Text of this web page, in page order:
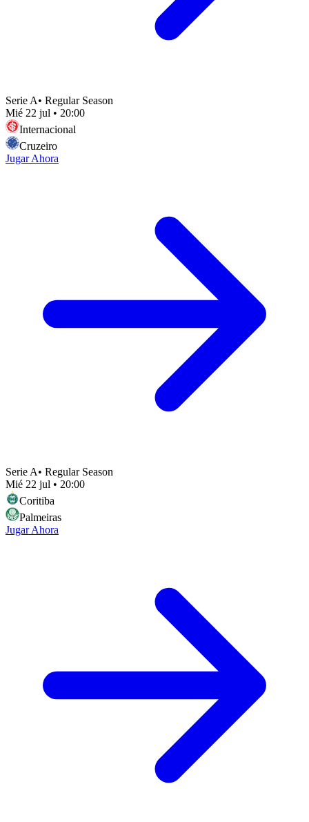
Serie A• Regular Season
Mié 22 jul • 20:00
Internacional
Cruzeiro
Jugar Ahora
Serie A• Regular Season
Mié 22 jul • 20:00
Coritiba
Palmeiras
Jugar Ahora